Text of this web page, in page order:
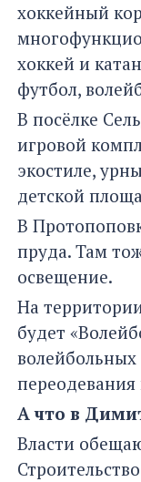
хоккейный
хоккей и
футбол,
В посёлке
игровой
экостиле,
детской
В
пруда. Там
освещение.
На
будет
А что в
Власти